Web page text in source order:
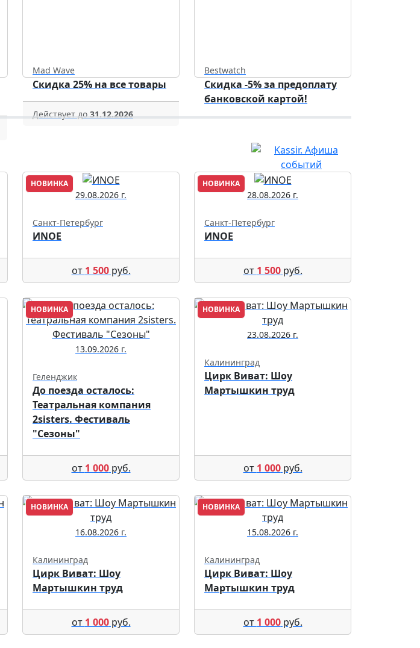
Mad Wave
Скидка 25% на все товары
Действует до 31.12.2026
Bestwatch
Скидка -5% за предоплату
банковской картой!
НОВИНКА
29.08.2026 г.
Санкт-Петербург
ИNОЕ
от 1 500руб.
НОВИНКА
28.08.2026 г.
Санкт-Петербург
ИNОЕ
от 1 500руб.
НОВИНКА
13.09.2026 г.
Геленджик
До поезда осталось:
Театральная компания
2sisters. Фестиваль
"Сезоны"
от 1 000руб.
НОВИНКА
23.08.2026 г.
Калининград
Цирк Виват: Шоу
Мартышкин труд
от 1 000руб.
НОВИНКА
16.08.2026 г.
Калининград
Цирк Виват: Шоу
Мартышкин труд
от 1 000руб.
НОВИНКА
15.08.2026 г.
Калининград
Цирк Виват: Шоу
Мартышкин труд
от 1 000руб.